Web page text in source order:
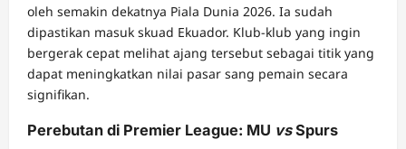
oleh semakin dekatnya Piala Dunia 2026. Ia sudah
dipastikan masuk skuad Ekuador. Klub-klub yang ingin
bergerak cepat melihat ajang tersebut sebagai titik yang
dapat meningkatkan nilai pasar sang pemain secara
signifikan.
Perebutan di Premier League: MU vsSpurs